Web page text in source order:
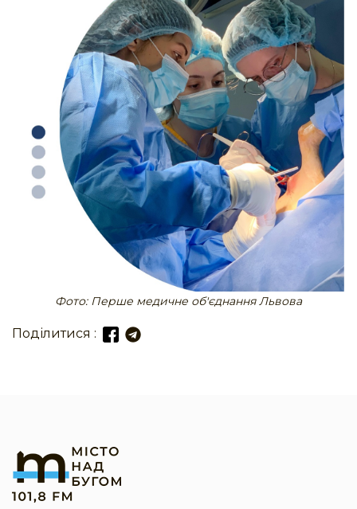
Фото: Перше медичне об'єднання Львова
Поділитися :